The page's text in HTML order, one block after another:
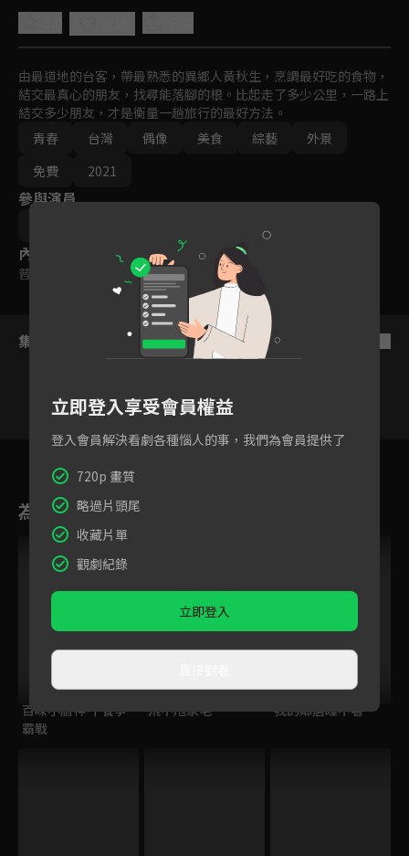
由最道地的台客，帶最熟悉的異鄉人黃秋生，烹調最好吃的食物，
結交最真心的朋友，找尋能落腳的根。比起走了多少公里，一路上
結交多少朋友，才是衡量一趟旅行的最好方法。
青春
台灣 偶像 美食 綜藝
外景
免費
2021
參與演員
內容標籤
普遍級
集數列表
為您推薦
百味小廚神 午餐爭
霸戰
飛不甩家毛 我的鄰居睡不著
立即登入享受會員權益
登入會員解決看劇各種惱人的事，我們為會員提供了
720p 畫質
略過片頭尾
收藏片單
觀劇紀錄
立即登入